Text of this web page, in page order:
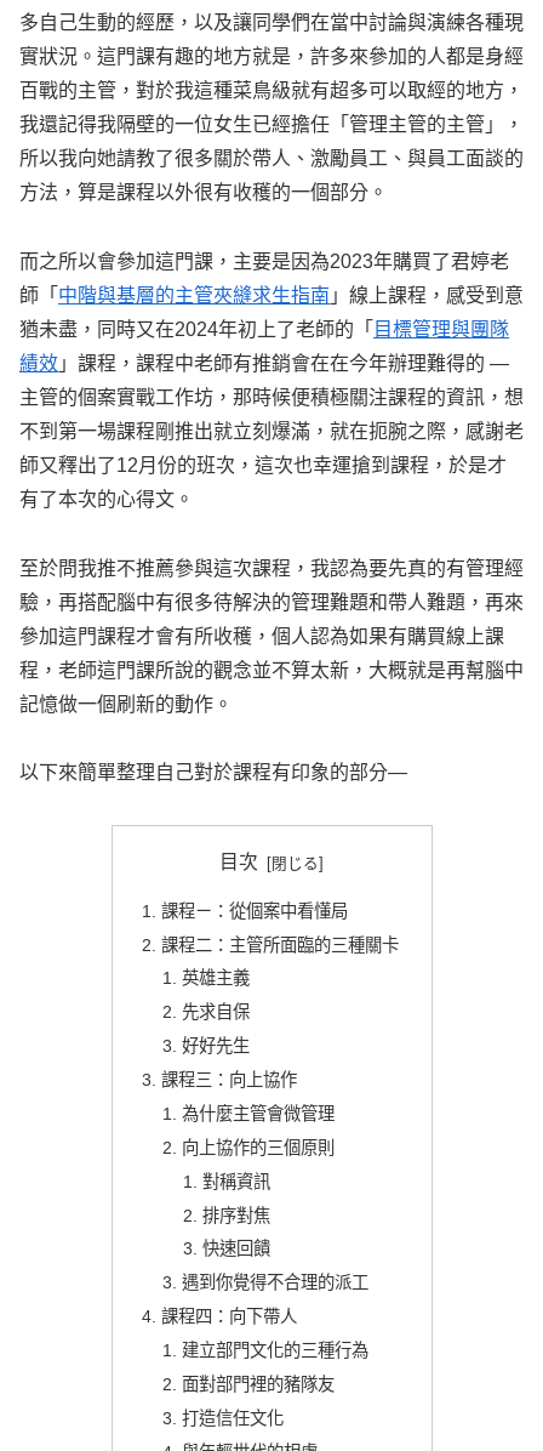
多自己生動的經歷，以及讓同學們在當中討論與演練各種現
實狀況。這門課有趣的地方就是，許多來參加的人都是身經
百戰的主管，對於我這種菜鳥級就有超多可以取經的地方，
我還記得我隔壁的一位女生已經擔任「管理主管的主管」，
所以我向她請教了很多關於帶人、激勵員工、與員工面談的
方法，算是課程以外很有收穫的一個部分。
而之所以會參加這門課，主要是因為2023年購買了君婷老
師「 中階與基層的主管夾縫求生指南 」線上課程，感受到意
猶未盡，同時又在2024年初上了老師的「 目標管理與團隊
績效 」課程，課程中老師有推銷會在在今年辦理難得的 —
主管的個案實戰工作坊，那時候便積極關注課程的資訊，想
不到第一場課程剛推出就立刻爆滿，就在扼腕之際，感謝老
師又釋出了12月份的班次，這次也幸運搶到課程，於是才
有了本次的心得文。
至於問我推不推薦參與這次課程，我認為要先真的有管理經
驗，再搭配腦中有很多待解決的管理難題和帶人難題，再來
參加這門課程才會有所收穫，個人認為如果有購買線上課
程，老師這門課所說的觀念並不算太新，大概就是再幫腦中
記憶做一個刷新的動作。
以下來簡單整理自己對於課程有印象的部分—
目次
課程ㄧ：從個案中看懂局
課程二：主管所面臨的三種關卡
英雄主義
先求自保
好好先生
課程三：向上協作
為什麼主管會微管理
向上協作的三個原則
對稱資訊
排序對焦
快速回饋
遇到你覺得不合理的派工
課程四：向下帶人
建立部門文化的三種行為
面對部門裡的豬隊友
打造信任文化